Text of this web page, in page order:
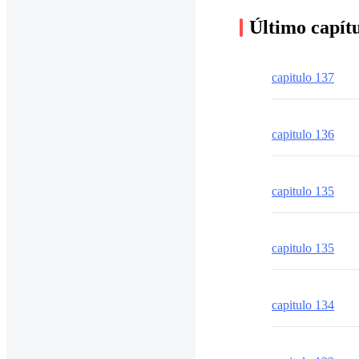
Último
capitulo 137
capitulo 136
capitulo 135
capitulo 135
capitulo 134